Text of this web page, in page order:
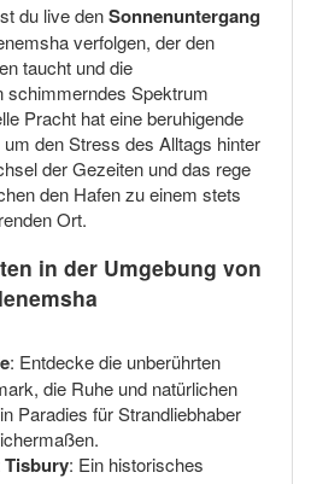
du live denSonnenuntergang
verfolgen, der den
taucht und die
schimmerndes Spektrum
Pracht hat eine beruhigende
den Stress des Alltags hinter
der Gezeiten und das rege
den Hafen zu einem stets
Ort.
in der Umgebung von
: Entdecke die unberührten
die Ruhe und natürlichen
Paradies für Strandliebhaber
Tisbury: Ein historisches